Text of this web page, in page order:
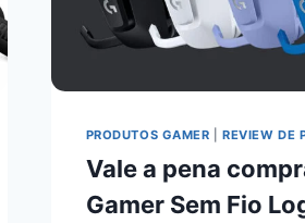
PRODUTOS GAMER |REVIEW DE
Vale a pena
Gamer Sem Fio